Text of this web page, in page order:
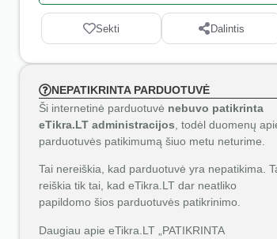
Sekti Dalintis
NEPATIKRINTA PARDUOTUVĖ
Ši internetinė parduotuvė nebuvo patikrinta
eTikra.LT administracijos , todėl duomenų
parduotuvės patikimumą šiuo metu neturime.
Tai nereiškia, kad parduotuvė yra nepatikima.
reiškia tik tai, kad eTikra.LT dar neatliko
papildomo šios parduotuvės patikrinimo.
Daugiau apie eTikra.LT „PATIKRINTA